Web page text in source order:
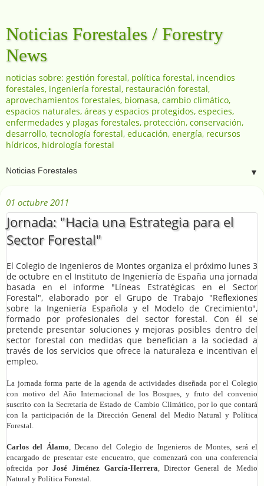
Noticias Forestales / Forestry
News
noticias sobre: gestión forestal, política forestal, incendios
forestales, ingeniería forestal, restauración forestal,
aprovechamientos forestales, biomasa, cambio climático,
espacios naturales, áreas y espacios protegidos, especies,
enfermedades y plagas forestales, protección, conservación,
desarrollo, tecnología forestal, educación, energía, recursos
hídricos, hidrología forestal
▼
01 octubre 2011
Jornada: "Hacia una Estrategia para el
Sector Forestal"
El Colegio de Ingenieros de Montes organiza el próximo lunes 3
de octubre en el Instituto de Ingeniería de España una jornada
basada en el informe "Líneas Estratégicas en el Sector
Forestal", elaborado por el Grupo de Trabajo "Reflexiones
sobre la Ingeniería Española y el Modelo de Crecimiento",
formado por profesionales del sector forestal. Con él se
pretende presentar soluciones y mejoras posibles dentro del
sector forestal con medidas que benefician a la sociedad a
través de los servicios que ofrece la naturaleza e incentivan el
empleo.
La jornada forma parte de la agenda de actividades diseñada por el Colegio
con motivo del Año Internacional de los Bosques, y fruto del convenio
suscrito con la Secretaría de Estado de Cambio Climático, por lo que contará
con la participación de la Dirección General del Medio Natural y Política
Forestal.
Carlos del Álamo, Decano del Colegio de Ingenieros de Montes, será el
encargado de presentar este encuentro, que comenzará con una conferencia
ofrecida por José Jiménez García-Herrera, Director General de Medio
Natural y Política Forestal.